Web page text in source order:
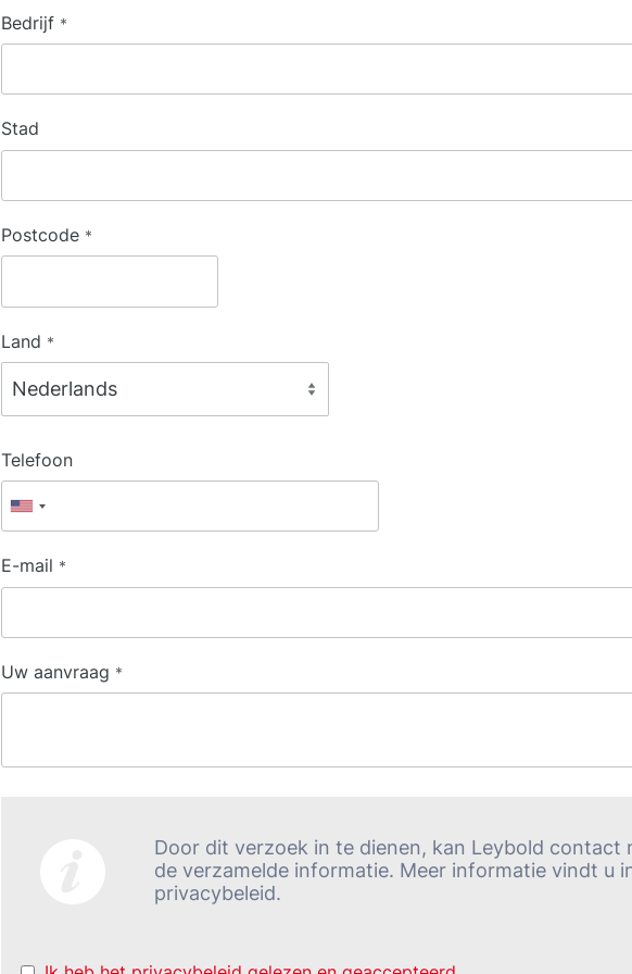
Bedrijf *
Stad
Postcode *
Land *
Telefoon
E-mail *
Uw aanvraag *
Door dit verzoek in te dienen, kan Leybold contact
de verzamelde informatie. Meer informatie vindt u
privacybeleid.